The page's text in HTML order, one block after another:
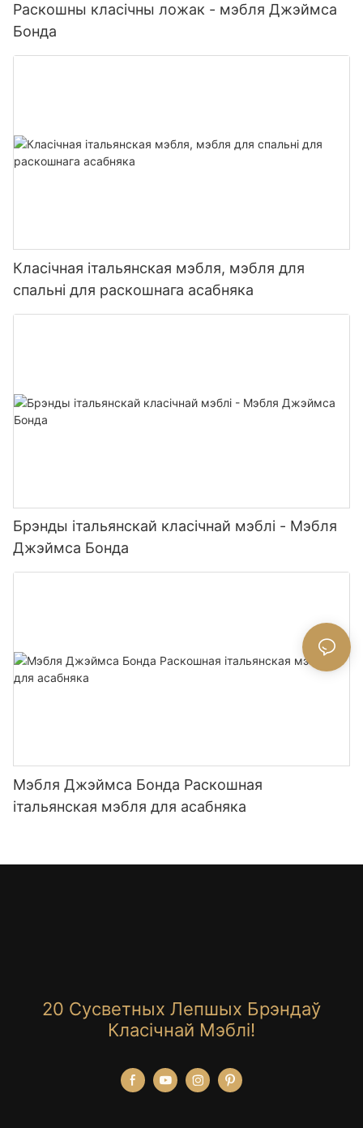
Раскошны класічны ложак - мэбля Джэймса
Бонда
Класічная італьянская мэбля, мэбля для
спальні для раскошнага асабняка
Брэнды італьянскай класічнай мэблі - Мэбля
Джэймса Бонда
Мэбля Джэймса Бонда Раскошная
італьянская мэбля для асабняка
20 Сусветных Лепшых Брэндаў
Класічнай Мэблі!